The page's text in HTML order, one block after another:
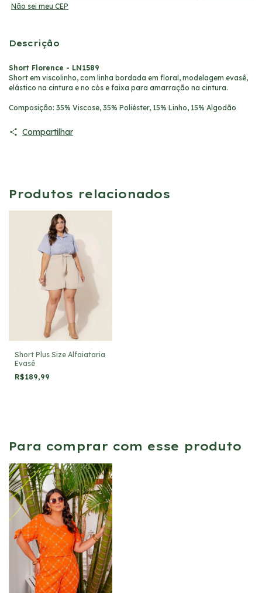
Não sei meu CEP
Descrição
Short Florence - LN1589
Short em viscolinho, com linha bordada em floral, modelagem evasê,
elástico na cintura e no cós e faixa para amarração na cintura.
Composição: 35% Viscose, 35% Poliéster, 15% Linho, 15% Algodão
Compartilhar
Produtos relacionados
Short Plus Size Alfaiataria
Evasê
R$189,99
Para comprar com esse produto